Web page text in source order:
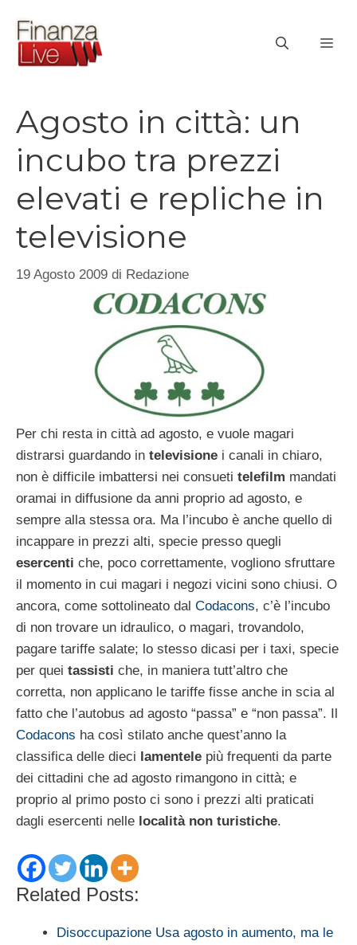
contenuto
Agosto in città: un
incubo tra prezzi
elevati e repliche in
televisione
19 Agosto 2009 di Redazione
Per chi resta in città ad agosto, e vuole magari
distrarsi guardando in televisione i canali in chiaro,
non è difficile imbattersi nei consueti telefilm mandati
oramai in diffusione da anni proprio ad agosto, e
sempre alla stessa ora. Ma l’incubo è anche quello di
incappare in prezzi alti, specie presso quegli
esercenti che, poco correttamente, vogliono sfruttare
il momento in cui magari i negozi vicini sono chiusi. O
ancora, come sottolineato dal Codacons, c’è l’incubo
di non trovare un idraulico, o magari, trovandolo,
pagare tariffe salate; lo stesso dicasi per i taxi, specie
per quei tassisti che, in maniera tutt’altro che
corretta, non applicano le tariffe fisse anche in scia al
fatto che l’autobus ad agosto “passa” e “non passa”. Il
Codacons ha così stilato anche quest’anno la
classifica delle dieci lamentele più frequenti da parte
dei cittadini che ad agosto rimangono in città; e
proprio al primo posto ci sono i prezzi alti praticati
dagli esercenti nelle località non turistiche.
Related Posts:
Disoccupazione Usa agosto in aumento, ma le